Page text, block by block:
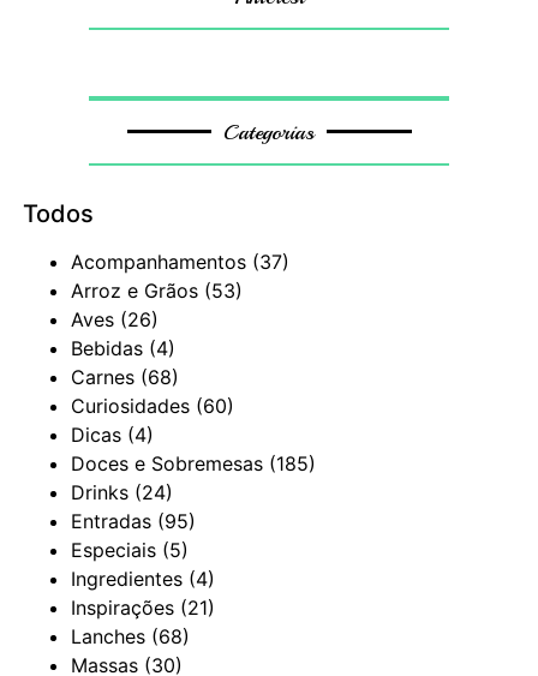
Categorias
Todos
Acompanhamentos (37)
Arroz e Grãos (53)
Aves (26)
Bebidas (4)
Carnes (68)
Curiosidades (60)
Dicas (4)
Doces e Sobremesas (185)
Drinks (24)
Entradas (95)
Especiais (5)
Ingredientes (4)
Inspirações (21)
Lanches (68)
Massas (30)